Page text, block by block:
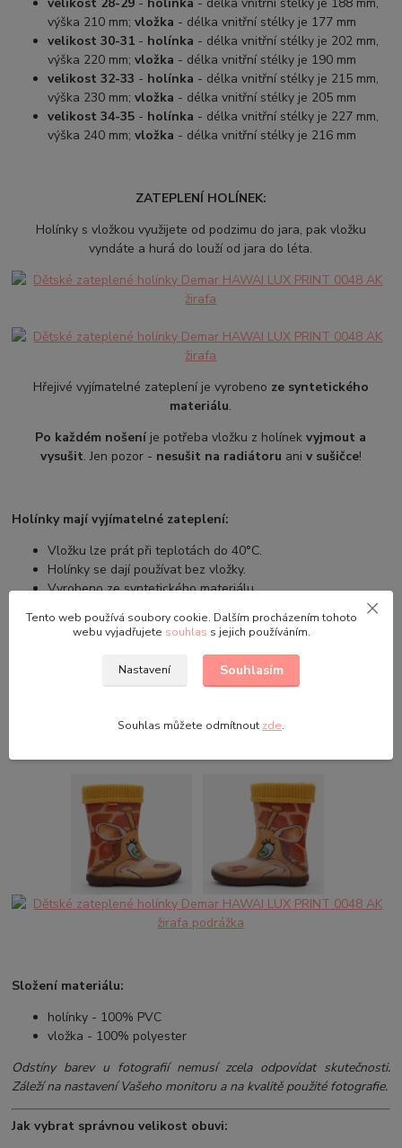
výška 210 mm;vložka - délka vnitřní stélky je 177 mm
velikost 30-31 - holínka - délka vnitřní stélky je 202 mm,
výška 220 mm;vložka - délka vnitřní stélky je 190 mm
velikost 32-33 - holínka - délka vnitřní stélky je 215 mm,
výška 230 mm;vložka - délka vnitřní stélky je 205 mm
velikost 34-35 - holínka - délka vnitřní stélky je 227 mm,
výška 240 mm;vložka - délka vnitřní stélky je 216 mm
ZATEPLENÍ HOLÍNEK:
Holínky s vložkou využijete od podzimu do jara, pak vložku
vyndáte a hurá do louží od jara do léta.
Hřejivé vyjímatelné zateplení je vyrobeno ze syntetického
materiálu.
Po každém nošení je potřeba vložku z holínekvyjmout a
vysušit. Jen pozor - nesušit na radiátoru ani v sušičce!
Holínky mají vyjímatelné zateplení:
Vložku lze prát při teplotách do 40°C.
Holínky se dají používat bez vložky.
Vyrobeno ze syntetického materiálu
PROTISKLUZOVÁ PODRÁŽKA:
na zahradunebo na houby
Protiskluzová podrážka zajišťuje, že ani při tom největším lijáku
Složení materiálu:
holínky - 100% PVC
vložka - 100% polyester
Odstíny barev u fotografií nemusí zcela odpovídat skutečnosti.
Záleží na nastavení Vašeho monitoru a na kvalitě použité fotografie.
Jak vybrat správnou velikost obuvi:
Tento web používá soubory cookie. Dalším procházením tohoto
webu vyjadřujete souhlas s jejich používáním.
Nastavení Souhlasím
Souhlas můžete odmítnout zde.